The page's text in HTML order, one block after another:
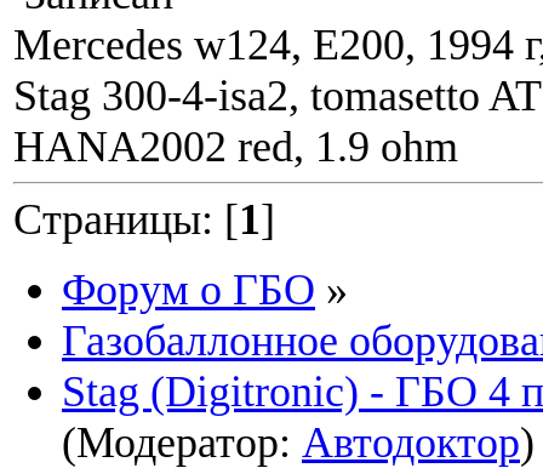
Mercedes w124, E200, 1994
Stag 300-4-isa2, tomasetto
HANA2002 red, 1.9 ohm
Страницы: [1]
Форум о ГБО »
Газобаллонное
Stag (Digitronic) - ГБО 4
(Модератор: Автодоктор